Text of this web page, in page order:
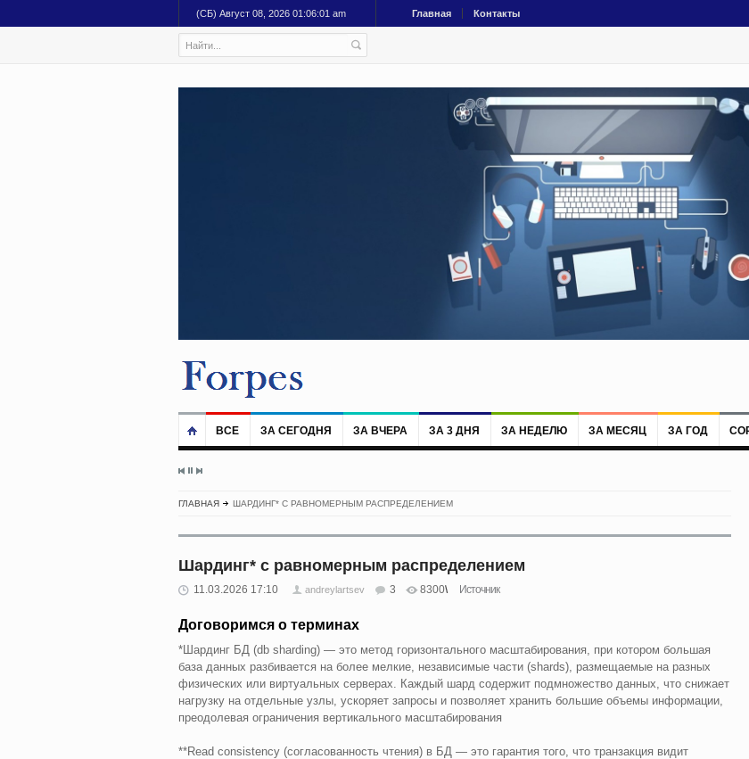
(СБ) Август 08, 2026 01:06:02 am Главная Контакты
ВСЕ ЗА СЕГОДНЯ ЗА ВЧЕРА ЗА 3 ДНЯ ЗА НЕДЕЛЮ ЗА МЕСЯЦ ЗА ГОД
ГЛАВНАЯ ШАРДИНГ* С РАВНОМЕРНЫМ РАСПРЕДЕЛЕНИЕМ
Шардинг* с равномерным распределением
11.03.2026 17:10 andreylartsev 3 8300 Источник
Договоримся о терминах
*Шардинг БД (db sharding) — это метод горизонтального масштабирования, при котором большая
база данных разбивается на более мелкие, независимые части (shards), размещаемые на разных
физических или виртуальных серверах. Каждый шард содержит подмножество данных, что снижает
нагрузку на отдельные узлы, ускоряет запросы и позволяет хранить большие объемы информации,
преодолевая ограничения вертикального масштабирования
**Read consistency (согласованность чтения) в БД — это гарантия того, что транзакция видит